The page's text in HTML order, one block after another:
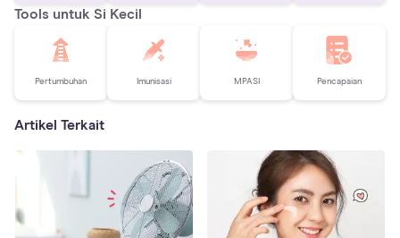
Tools untuk Si Kecil
Pertumbuhan Imunisasi MPASI Pencapaian
Artikel Terkait